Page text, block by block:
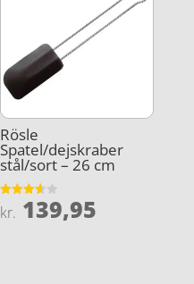
Rösle
Spatel/dejskraber
stål/sort – 26 cm
Vurderet
3.6
kr. 139,95